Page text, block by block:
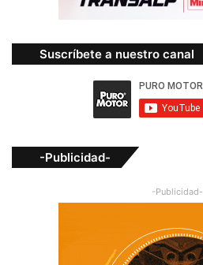
Suscríbete a nuestro canal
-Publicidad-
-Publicidad-